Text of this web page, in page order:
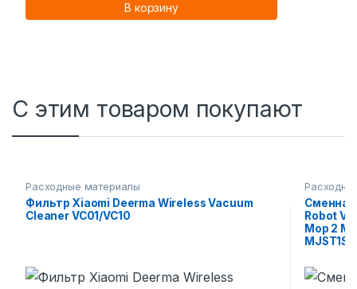
В корзину
С этим товаром покупают
Расходные материалы
Фильтр Xiaomi Deerma Wireless Vacuum
Cleaner VC01/VC10
Сменная
Robot
Mop 2